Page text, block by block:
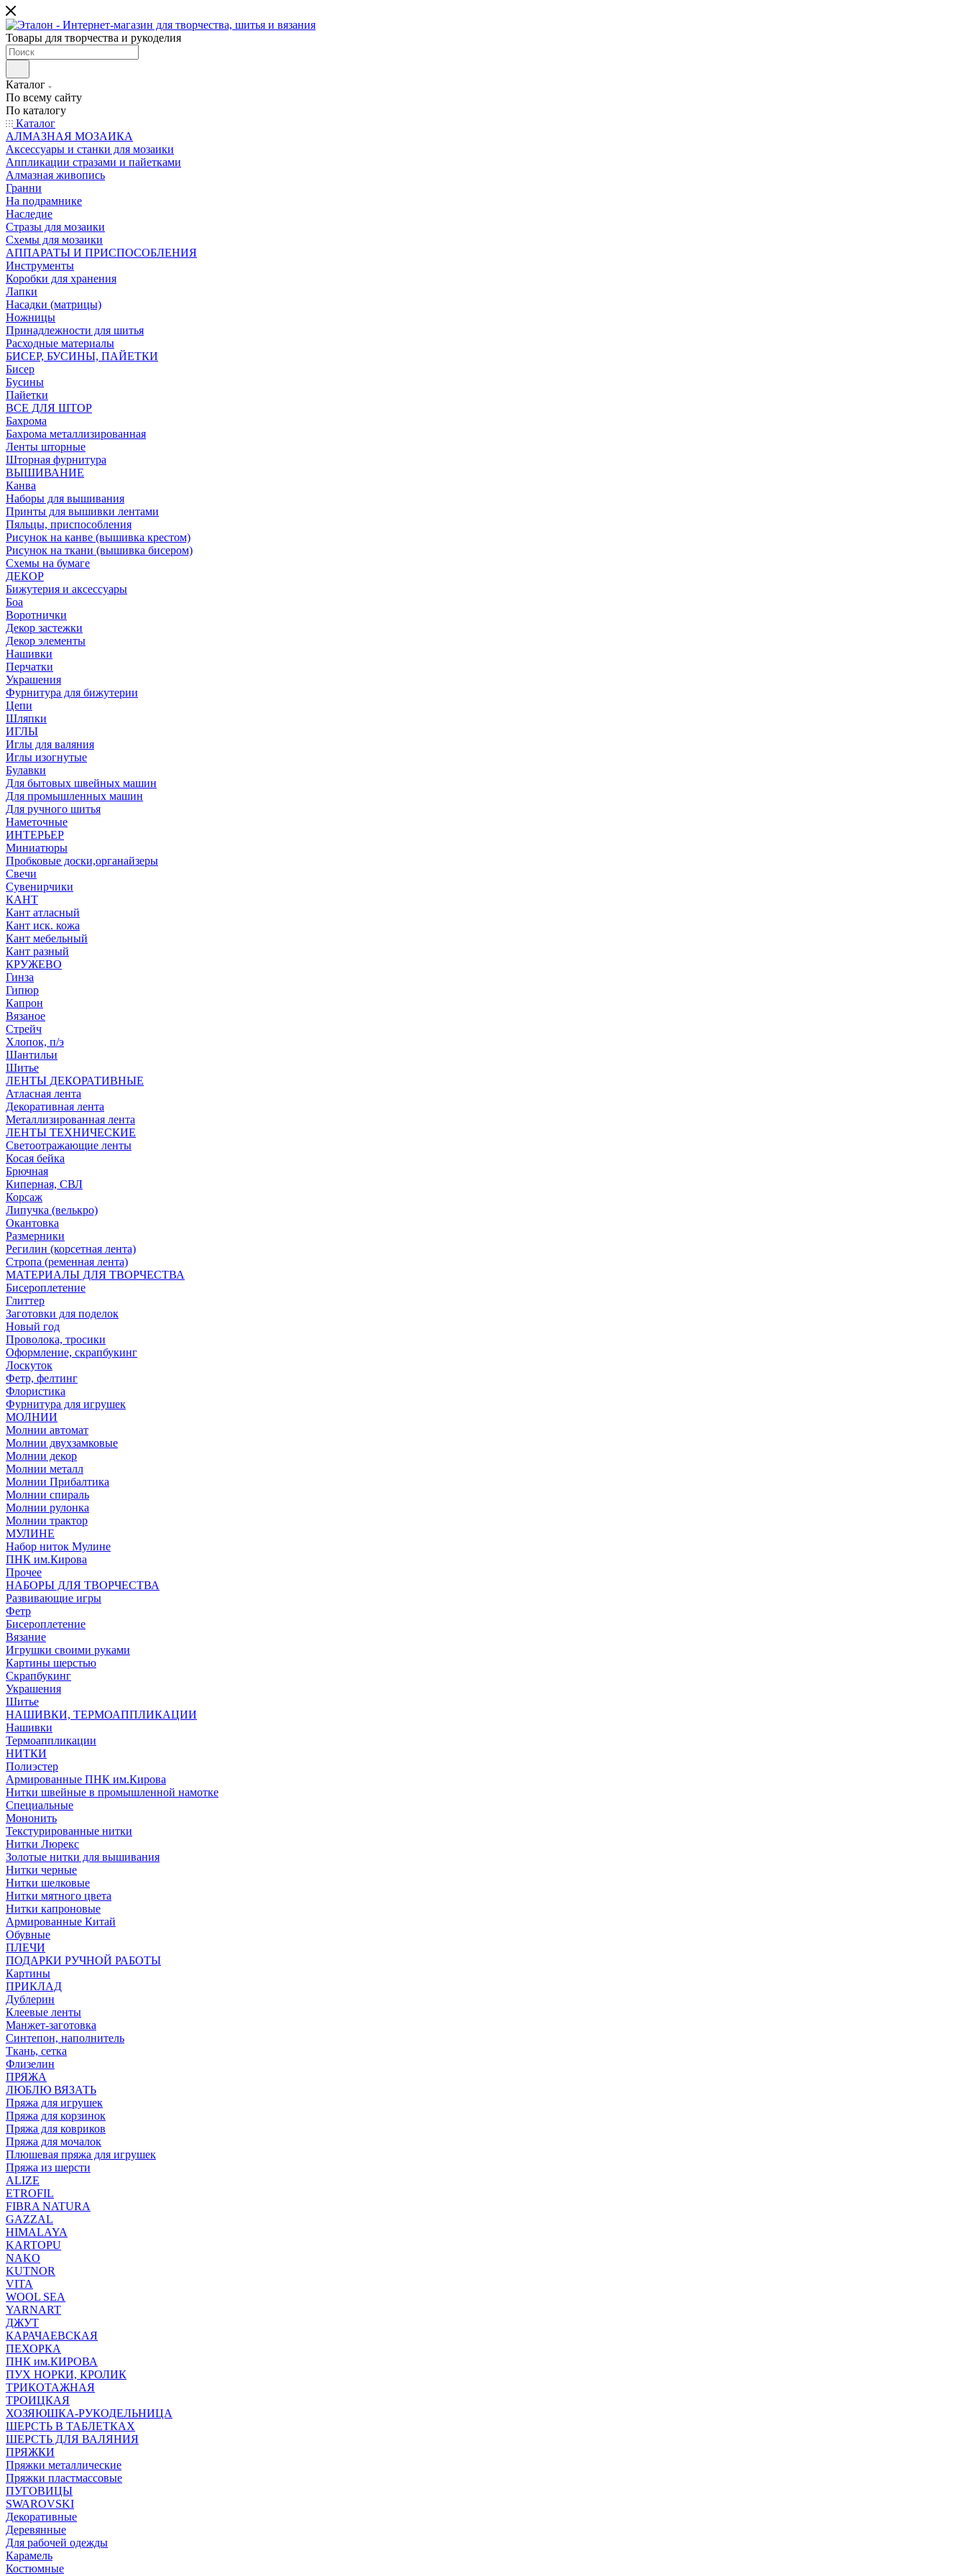
Товары для творчества и рукоделия
Каталог
По всему сайту
По каталогу
Каталог
АЛМАЗНАЯ МОЗАИКА
Аксессуары и станки для мозаики
Аппликации стразами и пайетками
Алмазная живопись
Гранни
На подрамнике
Наследие
Стразы для мозаики
Схемы для мозаики
АППАРАТЫ И ПРИСПОСОБЛЕНИЯ
Инструменты
Коробки для хранения
Лапки
Насадки (матрицы)
Ножницы
Принадлежности для шитья
Расходные материалы
БИСЕР, БУСИНЫ, ПАЙЕТКИ
Бисер
Бусины
Пайетки
ВСЕ ДЛЯ ШТОР
Бахрома
Бахрома металлизированная
Ленты шторные
Шторная фурнитура
ВЫШИВАНИЕ
Канва
Наборы для вышивания
Принты для вышивки лентами
Пяльцы, приспособления
Рисунок на канве (вышивка крестом)
Рисунок на ткани (вышивка бисером)
Схемы на бумаге
ДЕКОР
Бижутерия и аксессуары
Боа
Воротнички
Декор застежки
Декор элементы
Нашивки
Перчатки
Украшения
Фурнитура для бижутерии
Цепи
Шляпки
ИГЛЫ
Иглы для валяния
Иглы изогнутые
Булавки
Для бытовых швейных машин
Для промышленных машин
Для ручного шитья
Наметочные
ИНТЕРЬЕР
Миниатюры
Пробковые доски,органайзеры
Свечи
Сувенирчики
КАНТ
Кант атласный
Кант иск. кожа
Кант мебельный
Кант разный
КРУЖЕВО
Гинза
Гипюр
Капрон
Вязаное
Стрейч
Хлопок, п/э
Шантильи
Шитье
ЛЕНТЫ ДЕКОРАТИВНЫЕ
Атласная лента
Декоративная лента
Металлизированная лента
ЛЕНТЫ ТЕХНИЧЕСКИЕ
Светоотражающие ленты
Косая бейка
Брючная
Киперная, СВЛ
Корсаж
Липучка (велькро)
Окантовка
Размерники
Регилин (корсетная лента)
Стропа (ременная лента)
МАТЕРИАЛЫ ДЛЯ ТВОРЧЕСТВА
Бисероплетение
Глиттер
Заготовки для поделок
Новый год
Проволока, тросики
Оформление, скрапбукинг
Лоскуток
Фетр, фелтинг
Флористика
Фурнитура для игрушек
МОЛНИИ
Молнии автомат
Молнии двухзамковые
Молнии декор
Молнии металл
Молнии Прибалтика
Молнии спираль
Молнии рулонка
Молнии трактор
МУЛИНЕ
Набор ниток Мулине
ПНК им.Кирова
Прочее
НАБОРЫ ДЛЯ ТВОРЧЕСТВА
Развивающие игры
Фетр
Бисероплетение
Вязание
Игрушки своими руками
Картины шерстью
Скрапбукинг
Украшения
Шитье
НАШИВКИ, ТЕРМОАППЛИКАЦИИ
Нашивки
Термоаппликации
НИТКИ
Полиэстер
Армированные ПНК им.Кирова
Нитки швейные в промышленной намотке
Специальные
Мононить
Текстурированные нитки
Нитки Люрекс
Золотые нитки для вышивания
Нитки черные
Нитки шелковые
Нитки мятного цвета
Нитки капроновые
Армированные Китай
Обувные
ПЛЕЧИ
ПОДАРКИ РУЧНОЙ РАБОТЫ
Картины
ПРИКЛАД
Дублерин
Клеевые ленты
Манжет-заготовка
Синтепон, наполнитель
Ткань, сетка
Флизелин
ПРЯЖА
ЛЮБЛЮ ВЯЗАТЬ
Пряжа для игрушек
Пряжа для корзинок
Пряжа для ковриков
Пряжа для мочалок
Плюшевая пряжа для игрушек
Пряжа из шерсти
ALIZE
ETROFIL
FIBRA NATURA
GAZZAL
HIMALAYA
KARTOPU
NAKO
KUTNOR
VITA
WOOL SEA
YARNART
ДЖУТ
КАРАЧАЕВСКАЯ
ПЕХОРКА
ПНК им.КИРОВА
ПУХ НОРКИ, КРОЛИК
ТРИКОТАЖНАЯ
ТРОИЦКАЯ
ХОЗЯЮШКА-РУКОДЕЛЬНИЦА
ШЕРСТЬ В ТАБЛЕТКАХ
ШЕРСТЬ ДЛЯ ВАЛЯНИЯ
ПРЯЖКИ
Пряжки металлические
Пряжки пластмассовые
ПУГОВИЦЫ
SWAROVSKI
Декоративные
Деревянные
Для рабочей одежды
Карамель
Костюмные